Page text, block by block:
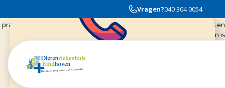
Vragen?040 304 0054
Echt een hele fijne praktijk ik kom er erg graag met maggy de poes,en
maggy ja die voelt zich echt!!! op haar gemak ga zo verder met jullie
praktijk!!! en nog leuker om te weten is dat ze weer helemaal de oude is en
weer goed aan het eten is
Dieren Gezondheids Centrum Geldrop